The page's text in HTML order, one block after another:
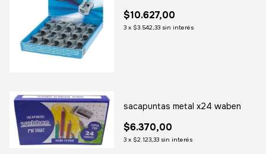
$10.627,00
3 x $3.542,33 sin interés
sacapuntas metal x24 waben
$6.370,00
3 x $2.123,33 sin interés